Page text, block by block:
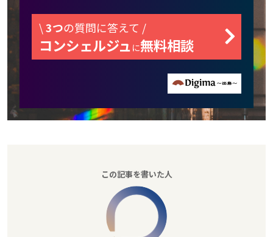
\3つの質問に答えて /
コンシェルジュ に無料相談
この記事を書いた人